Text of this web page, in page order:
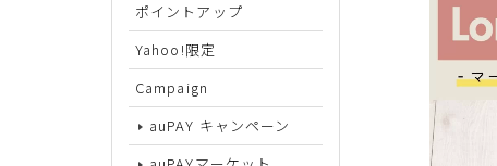
ポイントアップ
Yahoo!限定
Campaign
auPAY キャンペーン
サイズから探す